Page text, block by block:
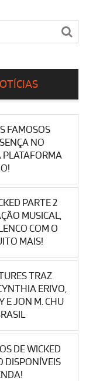
FAMOSOS
NO
PARTE 2
MUSICAL,
COM O
MAIS!
TRAZ
ERIVO,
E JON M. CHU
DE WICKED
DISPONÍVEIS